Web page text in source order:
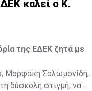
καλεί ο Κ.
της ΕΔΕΚ ζητά με
Μορφάκη Σολωμονίδη,
δύσκολη στιγμή, να